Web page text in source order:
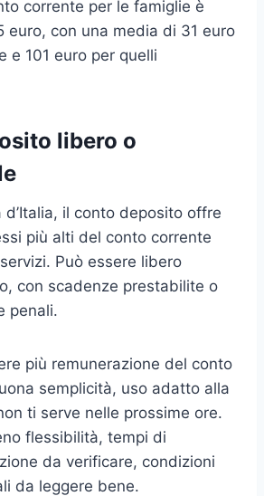
corrente per le famiglie è
euro, con una media di 31 euro
e 101 euro per quelli
libero o
d’Italia, il conto deposito offre
più alti del conto corrente
Può essere libero
con scadenze prestabilite o
penali.
più remunerazione del conto
semplicità, uso adatto alla
ti serve nelle prossime ore.
flessibilità, tempi di
da verificare, condizioni
da leggere bene.